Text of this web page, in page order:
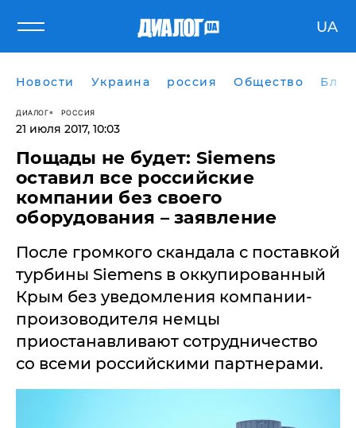
UA
Новости Украина россия Общество
ДИАЛОГ РОССИЯ
21 июля 2017, 10:03
Пощады не будет: Siemens
оставил все российские
компании без своего
оборудования – заявление
После громкого скандала с поставкой
турбины Siemens в оккупированный
Крым без уведомления компании-
произоводителя немцы
приостанавливают сотрудничество
со всеми российскими партнерами.